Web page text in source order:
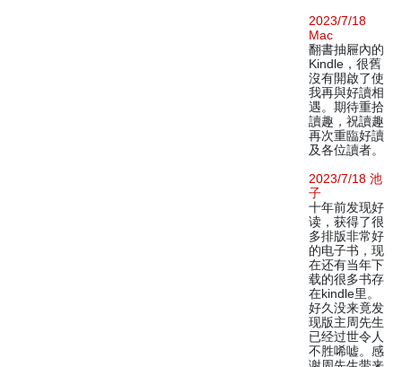
2023/7/18
Mac
翻書抽屜內的
Kindle，很舊
沒有開啟了使
我再與好讀相
遇。期待重拾
讀趣，祝讀趣
再次重臨好讀
及各位讀者。
2023/7/18 池
子
十年前发现好
读，获得了很
多排版非常好
的电子书，现
在还有当年下
载的很多书存
在kindle里。
好久没来竟发
现版主周先生
已经过世令人
不胜唏嘘。感